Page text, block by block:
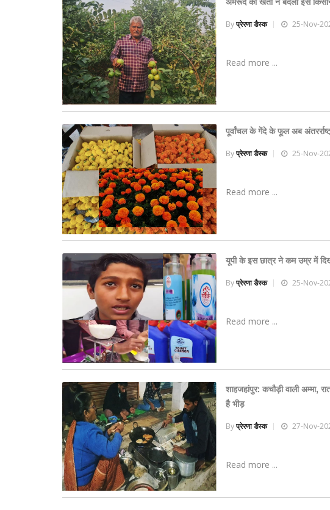
Byप्रेरणा डैस्क 25-Nov-
Read more ...
पूर्वांचल के गेंदे के फूल अब
Byप्रेरणा डैस्क 25-Nov-
Read more ...
यूपी के इस छात्र ने कम उम्र में
Byप्रेरणा डैस्क 25-Nov-
Read more ...
शाहजहांपुर: कचौड़ी वाली अम्मा,
है भीड़
Byप्रेरणा डैस्क 27-Nov-
Read more ...